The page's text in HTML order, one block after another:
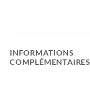
INFORMATIONS
COMPLÉMENTAIRES